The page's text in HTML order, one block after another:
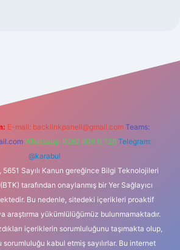
E-mail: backlinkpaneli@gmail.com Teams:
Whatsapp: 0262 606 0 726 Telegram:
@karabul
5651 Sayılı Kanun gereğince Bilgi Teknolojileri
tarafından onaylanmış bir Yer Sağlayıcı
Bu nedenle, sitedeki içerikleri proaktif
araştırma yükümlülüğümüz bulunmamaktadır.
içeriklerin sorumluluğunu taşımakta olup,
kabul etmiş sayılırlar. Bu internet